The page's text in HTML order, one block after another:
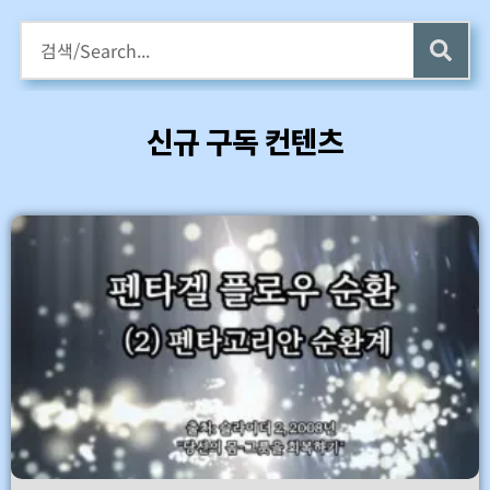
구독회원용 전자책 증정
카멜롯 인터뷰 Part 1 (4 ~6) 업데이트 (7/24)
바로가기
신규 구독 컨텐츠